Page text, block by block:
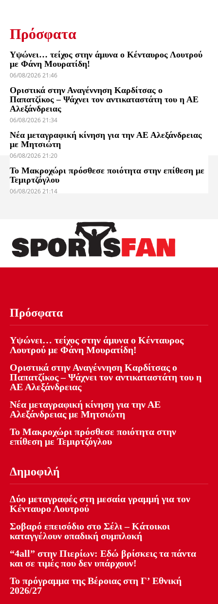
Πρόσφατα
Υψώνει… τείχος στην άμυνα ο Κένταυρος Λουτρού
με Φάνη Μουρατίδη!
06/08/2026 21:46
Οριστικά στην Αναγέννηση Καρδίτσας ο
Παπατζίκος – Ψάχνει τον αντικαταστάτη του η ΑΕ
Αλεξάνδρειας
06/08/2026 21:34
Νέα μεταγραφική κίνηση για την ΑΕ Αλεξάνδρειας
με Μητσιώτη
06/08/2026 21:20
Το Μακροχώρι πρόσθεσε ποιότητα στην επίθεση με
Τεμιρτζόγλου
06/08/2026 21:14
Πρόσφατα
Υψώνει… τείχος στην άμυνα ο Κένταυρος
Λουτρού με Φάνη Μουρατίδη!
Οριστικά στην Αναγέννηση Καρδίτσας ο
Παπατζίκος – Ψάχνει τον αντικαταστάτη του η
ΑΕ Αλεξάνδρειας
Νέα μεταγραφική κίνηση για την ΑΕ
Αλεξάνδρειας με Μητσιώτη
Το Μακροχώρι πρόσθεσε ποιότητα στην
επίθεση με Τεμιρτζόγλου
Δημοφιλή
Δύο μεταγραφές στη μεσαία γραμμή για τον
Κένταυρο Λουτρού
Σοβαρό επεισόδιο στο Σέλι – Κάτοικοι
καταγγέλουν οπαδική συμπλοκή
“4all” στην Πιερίων: Εδώ βρίσκεις τα πάντα
και σε τιμές που δεν υπάρχουν!
Το πρόγραμμα της Βέροιας στη Γ’ Εθνική
2026/27